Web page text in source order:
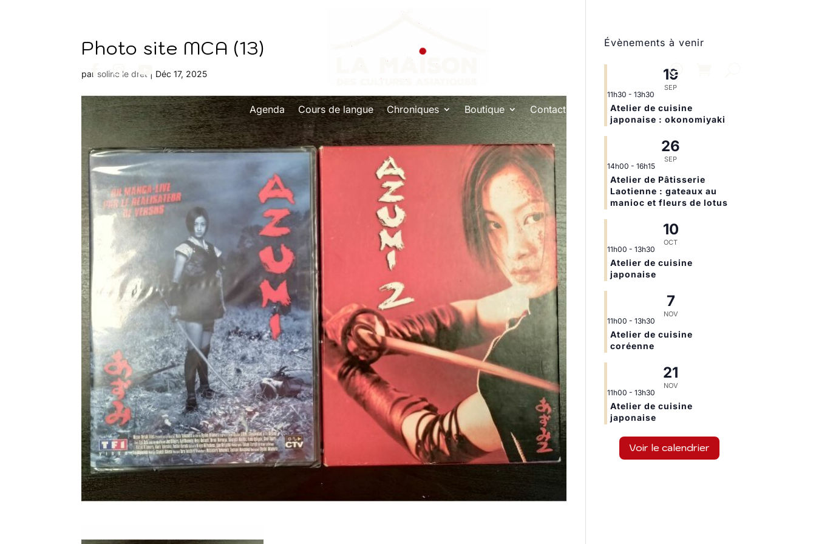
Agenda Cours de langue Chroniques Boutique Contact
Photo site MCA (13)
par soline le dret | Déc 17, 2025
Évènements à venir
19
SEP
11h30 - 13h30
Atelier de cuisine
japonaise : okonomiyaki
26
SEP
14h00 - 16h15
Atelier de Pâtisserie
Laotienne : gateaux au
manioc et fleurs de lotus
10
OCT
11h00 - 13h30
Atelier de cuisine
japonaise
7
NOV
11h00 - 13h30
Atelier de cuisine
coréenne
21
NOV
11h00 - 13h30
Atelier de cuisine
japonaise
Voir le calendrier